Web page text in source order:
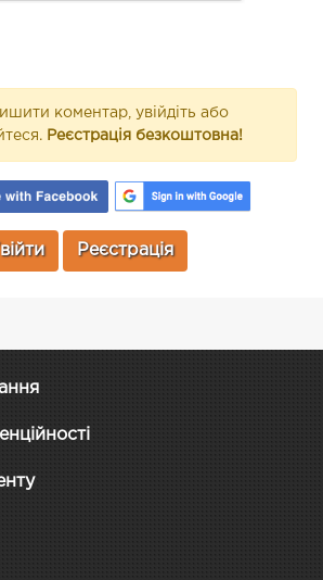
коментар, увійдіть або
Реєстрація безкоштовна!
Реєстрація